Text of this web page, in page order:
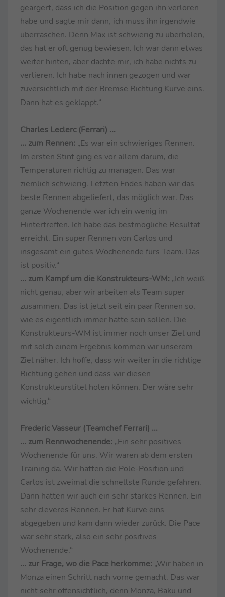
geärgert, dass ich die Position gegen ihn verloren
habe und sagte mir dann, ich muss ihn irgendwie
überraschen. Denn Max ist schwierig zu überholen,
das hat er oft genug bewiesen. Ich war dann etwas
weiter hinten, aber dachte mir, ich habe nichts zu
verlieren. Ich habe nach innen gezogen und war
zuversichtlich mit der Bremse Richtung Kurve eins.
Dann hat es geklappt.“
Charles Leclerc (Ferrari) ...
... zum Rennen: „Es war ein schwieriges Rennen.
Im ersten Stint ging es vor allem darum, die
Temperaturen richtig zu managen. Das war
ziemlich schwierig. Letzten Endes haben wir das
beste Rennen abgeliefert, das möglich war. Das
ganze Wochenende war ich ein wenig im
Hintertreffen. Ich habe das bestmögliche Resultat
erreicht. Ein super Rennen von Carlos und
insgesamt ein gutes Wochenende fürs Team. Das
ist positiv.“
... zum Kampf um die Konstrukteurs-WM: „Ich weiß
nicht genau, aber wir arbeiten als Team super
zusammen. Das ist jetzt seit ein paar Rennen so,
wie es eigentlich immer hätte sein sollen. Die
Konstrukteurs-WM ist immer noch unser Ziel und
mit solch einem Ergebnis kommen wir unserem
Ziel näher. Ich hoffe, dass wir weiter in die richtige
Richtung gehen und dass wir diesen
Konstrukteurstitel holen können. Der wäre sehr
wichtig.“
Frederic Vasseur (Teamchef Ferrari) ...
... zum Rennwochenende: „Ein sehr positives
Wochenende für uns. Wir waren ab dem ersten
Training da. Wir hatten die Pole-Position und
Carlos ist zweimal die schnellste Runde gefahren.
Dann hatten wir auch ein sehr starkes Rennen. Ein
sehr cleveres Rennen. Er hat Kurve eins
abgegeben und kam dann wieder zurück. Die Pace
war sehr stark, also ein sehr positives
Wochenende.“
... zur Frage, wo die Pace herkomme: „Wir haben in
Monza einen Schritt nach vorne gemacht. Das war
nicht sehr offensichtlich, denn Monza, Baku und